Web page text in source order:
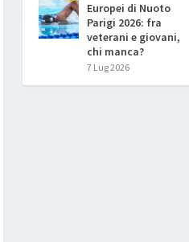
Europei di Nuoto
Parigi 2026: fra
veterani e giovani,
chi manca?
7 Lug 2026